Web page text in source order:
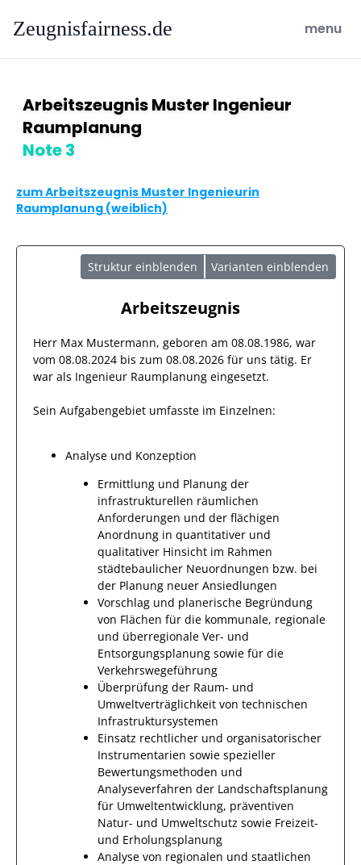
Zeugnisfairness.de open
menu
Arbeitszeugnis Muster Ingenieur
Raumplanung
Note 3
zum Arbeitszeugnis Muster Ingenieurin
Raumplanung (weiblich)
Struktur einblenden Varianten einblenden
Arbeitszeugnis
Herr Max Mustermann, geboren am 08.08.1986, war
vom 08.08.2024 bis zum 08.08.2026 für uns tätig. Er
war als Ingenieur Raumplanung eingesetzt.
Sein Aufgabengebiet umfasste im Einzelnen:
Analyse und Konzeption
Ermittlung und Planung der
infrastrukturellen räumlichen
Anforderungen und der flächigen
Anordnung in quantitativer und
qualitativer Hinsicht im Rahmen
städtebaulicher Neuordnungen bzw. bei
der Planung neuer Ansiedlungen
Vorschlag und planerische Begründung
von Flächen für die kommunale, regionale
und überregionale Ver- und
Entsorgungsplanung sowie für die
Verkehrswegeführung
Überprüfung der Raum- und
Umweltverträglichkeit von technischen
Infrastruktursystemen
Einsatz rechtlicher und organisatorischer
Instrumentarien sowie spezieller
Bewertungsmethoden und
Analyseverfahren der Landschaftsplanung
für Umweltentwicklung, präventiven
Natur- und Umweltschutz sowie Freizeit-
und Erholungsplanung
Analyse von regionalen und staatlichen